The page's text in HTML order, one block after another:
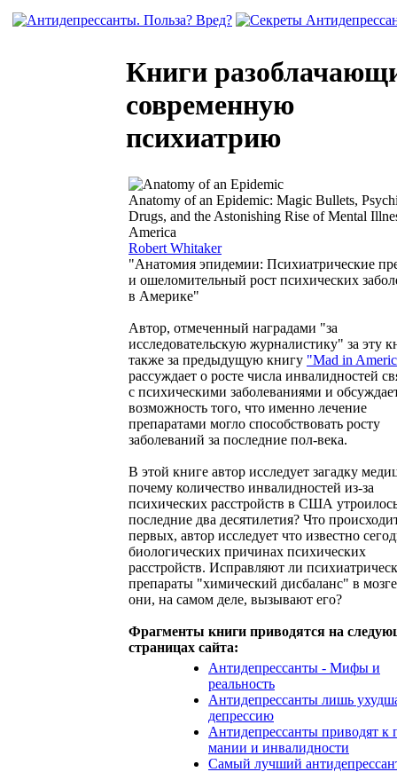
Книги
современную
психиатрию
Anatomy of an Epidemic: Magic Bullets,
Drugs, and the Astonishing Rise of Mental
America
Robert Whitaker
"Анатомия эпидемии: Психиатрические
и ошеломительный рост психических
в Америке"
Автор, отмеченный наградами "за
исследовательскую журналистику" за эту
также за предыдущую книгу "Mad in
рассуждает о росте числа инвалидностей
с психическими заболеваниями и
возможность того, что именно лечение
препаратами могло способствовать росту
заболеваний за последние пол-века.
В этой книге автор исследует загадку
почему количество инвалидностей из-за
психических расстройств в США
последние два десятилетия? Что
первых, автор исследует что известно
биологических причинах психических
расстройств. Исправляют ли
препараты "химический дисбаланс" в
они, на самом деле, вызывают его?
Фрагменты книги приводятся на
страницах сайта:
Антидепрессанты - Мифы и
реальность
Антидепрессанты лишь
депрессию
Антидепрессанты приводят к
мании и инвалидности
Cамый лучший